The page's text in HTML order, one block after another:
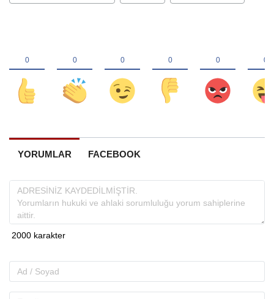
YORUMLAR FACEBOOK